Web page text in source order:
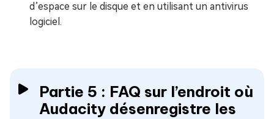
d’espace sur le disque et en utilisant un antivirus
logiciel.
Partie 5 : FAQ sur l’endroit où
Audacity désenregistre les